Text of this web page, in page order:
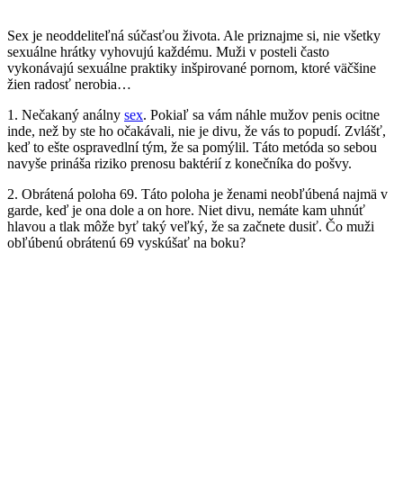
Sex je neoddeliteľná súčasťou života. Ale priznajme si, nie všetky
sexuálne hrátky vyhovujú každému. Muži v posteli často
vykonávajú sexuálne praktiky inšpirované pornom, ktoré väčšine
žien radosť nerobia…
1. Nečakaný análny sex. Pokiaľ sa vám náhle mužov penis ocitne
inde, než by ste ho očakávali, nie je divu, že vás to popudí. Zvlášť,
keď to ešte ospravedlní tým, že sa pomýlil. Táto metóda so sebou
navyše prináša riziko prenosu baktérií z konečníka do pošvy.
2. Obrátená poloha 69. Táto poloha je ženami neobľúbená najmä v
garde, keď je ona dole a on hore. Niet divu, nemáte kam uhnúť
hlavou a tlak môže byť taký veľký, že sa začnete dusiť. Čo muži
obľúbenú obrátenú 69 vyskúšať na boku?